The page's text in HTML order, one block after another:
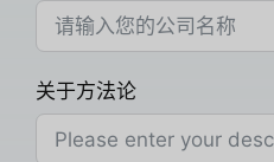
关于方法论